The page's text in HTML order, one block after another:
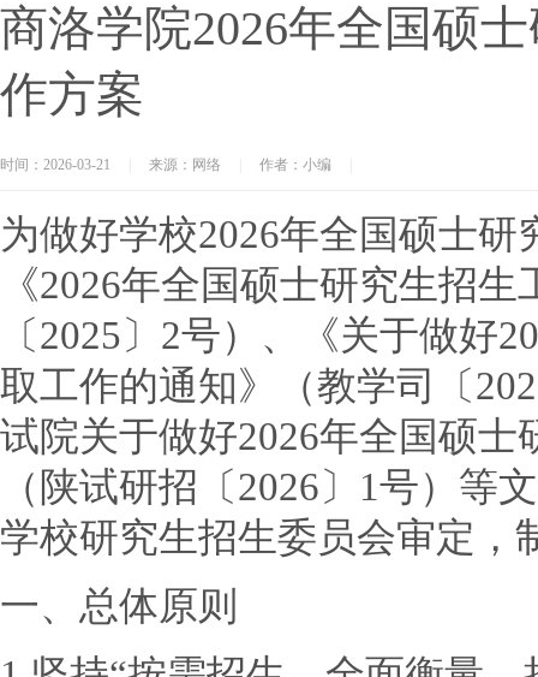
商洛学院2026年全国硕
作方案
时间：2026-03-21 来源：网络 作者：小编
为做好学校2026年全国硕士
《2026年全国硕士研究生招
〔2025〕2号）、《关于做好
取工作的通知》（教学司〔
试院关于做好2026年全国硕
（陕试研招〔2026〕1号）等
学校研究生招生委员会审定，
一、总体原则